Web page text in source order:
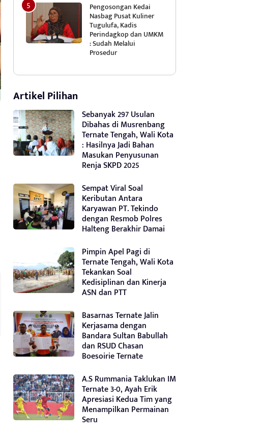
Pengosongan Kedai
Nasbag Pusat Kuliner
Tugulufa, Kadis
Perindagkop dan UMKM
: Sudah Melalui
Prosedur
Artikel Pilihan
Sebanyak 297 Usulan
Dibahas di Musrenbang
Ternate Tengah, Wali Kota
: Hasilnya Jadi Bahan
Masukan Penyusunan
Renja SKPD 2025
Sempat Viral Soal
Keributan Antara
Karyawan PT. Tekindo
dengan Resmob Polres
Halteng Berakhir Damai
Pimpin Apel Pagi di
Ternate Tengah, Wali Kota
Tekankan Soal
Kedisiplinan dan Kinerja
ASN dan PTT
Basarnas Ternate Jalin
Kerjasama dengan
Bandara Sultan Babullah
dan RSUD Chasan
Boesoirie Ternate
A.S Rummania Taklukan IM
Ternate 3-0, Ayah Erik
Apresiasi Kedua Tim yang
Menampilkan Permainan
Seru